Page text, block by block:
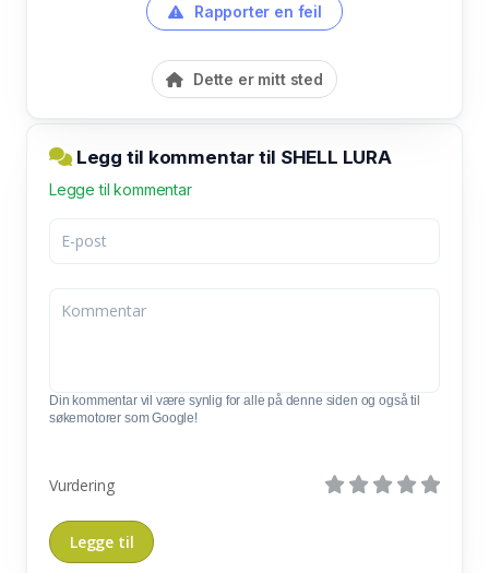
Rapporter en feil
Dette er mitt sted
Legg til kommentar til SHELL LURA
Legge til kommentar
Din kommentar vil være synlig for alle på denne siden og også til
søkemotorer som Google!
Vurdering